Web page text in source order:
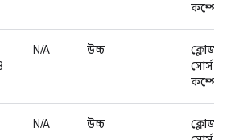
N/A উচ্চ
ক্লোজড
সোর্স
N/A উচ্চ
ক্লোজড